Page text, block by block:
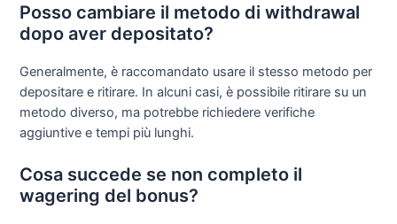
Posso cambiare il metodo di withdrawal
dopo aver depositato?
Generalmente, è raccomandato usare il stesso metodo per
depositare e ritirare. In alcuni casi, è possibile ritirare su un
metodo diverso, ma potrebbe richiedere verifiche
aggiuntive e tempi più lunghi.
Cosa succede se non completo il
wagering del bonus?